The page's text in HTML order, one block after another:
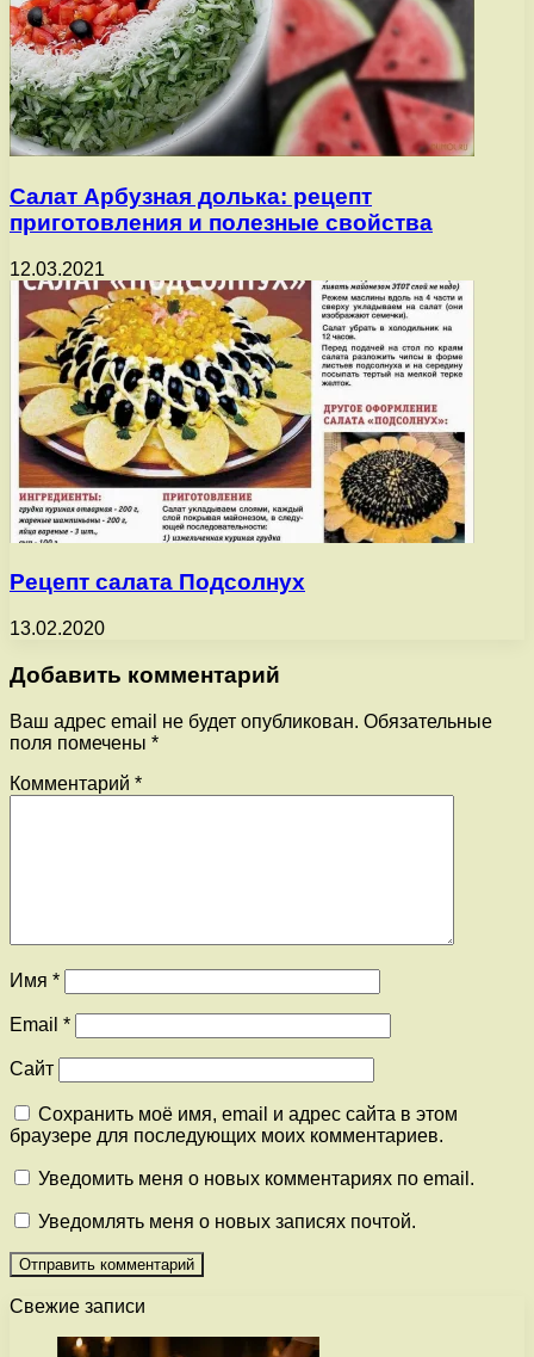
Салат Арбузная долька: рецепт
приготовления и полезные свойства
12.03.2021
Рецепт салата Подсолнух
13.02.2020
Добавить комментарий
Ваш адрес email не будет опубликован. Обязательные
поля помечены *
Комментарий *
Имя *
Email *
Сайт
Сохранить моё имя, email и адрес сайта в этом
браузере для последующих моих комментариев.
Уведомить меня о новых комментариях по email.
Уведомлять меня о новых записях почтой.
Свежие записи